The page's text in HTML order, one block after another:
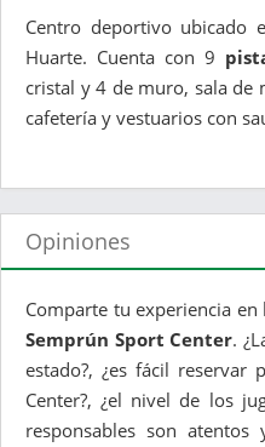
Centro deportivo ubicado
Huarte. Cuenta con 9
cristal y 4 de muro, sala de
cafetería y vestuarios con
Opiniones
Comparte tu experiencia en
Semprún Sport Center.
estado?, ¿es fácil reservar
Center?, ¿el nivel de los
responsables son